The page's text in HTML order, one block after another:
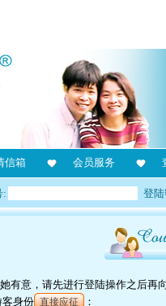
信箱 会员服务
: 登
有意，请先进行登陆操作之后
客身份 直接应征 ：